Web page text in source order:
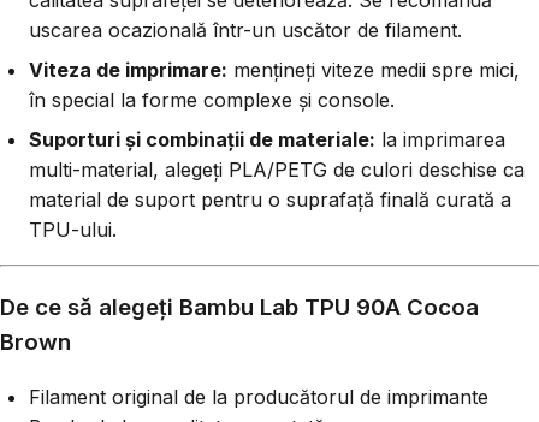
uscarea ocazională într-un uscător de filament.
Viteza de imprimare: mențineți viteze medii spre mici,
în special la forme complexe și console.
Suporturi și combinații de materiale: la imprimarea
multi-material, alegeți PLA/PETG de culori deschise ca
material de suport pentru o suprafață finală curată a
TPU-ului.
De ce să alegeți Bambu Lab TPU 90A Cocoa
Brown
Filament original de la producătorul de imprimante